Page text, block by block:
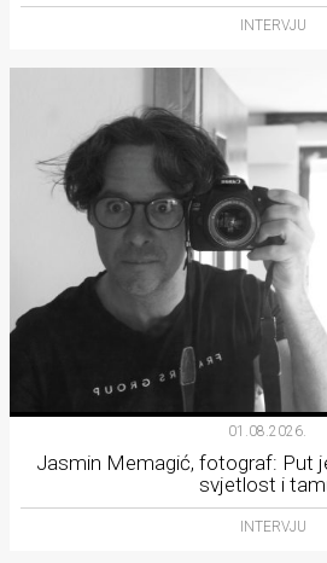
INTERVJU
01.08.2026.
Jasmin Memagić, fotograf: Put
svjetlost i
INTERVJU